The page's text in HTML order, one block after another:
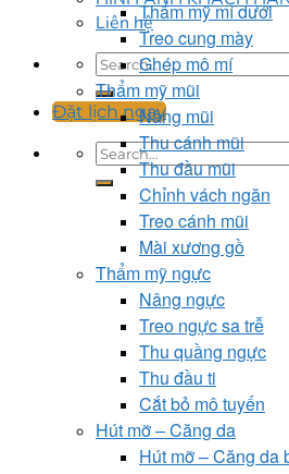
Liên hệ
Đặt lịch ngay
Thẩm mỹ mí dưới
Treo cung mày
Ghép mô mí
Thẩm mỹ mũi
Nâng mũi
Thu cánh mũi
Thu đầu mũi
Chỉnh vách ngăn
Treo cánh mũi
Mài xương gồ
Thẩm mỹ ngực
Nâng ngực
Treo ngực sa trễ
Thu quầng ngực
Thu đầu ti
Cắt bỏ mô tuyến
Hút mỡ – Căng da
Hút mỡ – Căng da